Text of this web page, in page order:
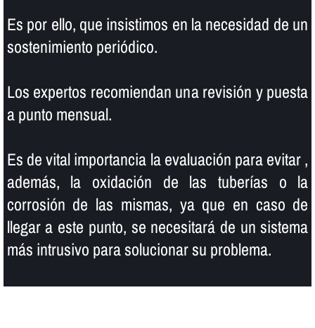
Es por ello, que insistimos en la necesidad de un
sostenimiento periódico.
Los expertos recomiendan una revisión y puesta
a punto mensual.
Es de vital importancia la evaluación para evitar ,
además, la oxidación de las tuberí­as o la
corrosión de las mismas, ya que en caso de
llegar a este punto, se necesitará de un sistema
más intrusivo para solucionar su problema.